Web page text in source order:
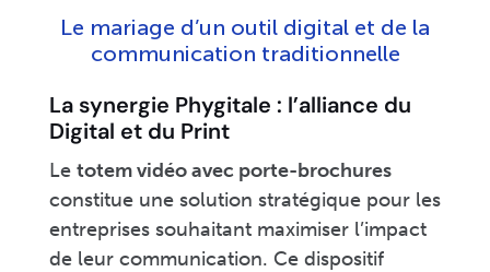
Le mariage d’un outil digital et de la
communication traditionnelle
La synergie Phygitale : l’alliance du
Digital et du Print
Le totem vidéo avec porte-brochures
constitue une solution stratégique pour les
entreprises souhaitant maximiser l’impact
de leur communication. Ce dispositif